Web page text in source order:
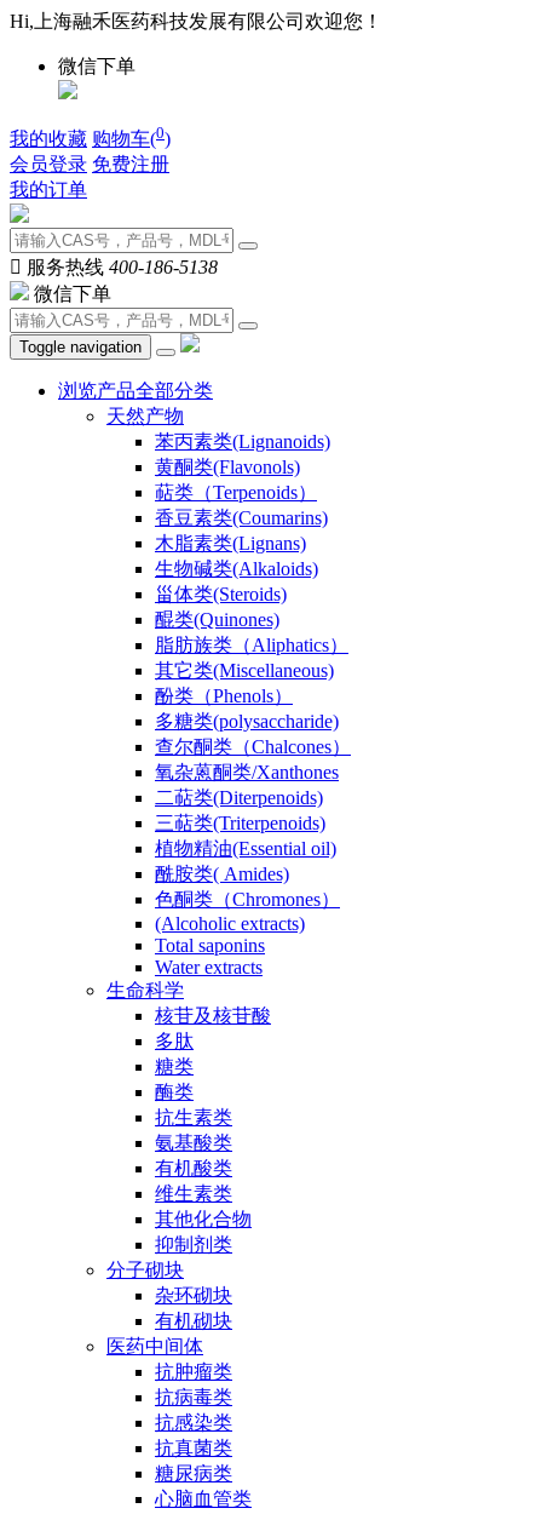
Hi,上海融禾医药科技发展有限公司欢迎您！
微信下单
我的收藏 购物车(0)
会员登录 免费注册
我的订单
 服务热线 400-186-5138
微信下单
Toggle navigation
浏览产品全部分类
天然产物
苯丙素类(Lignanoids)
黄酮类(Flavonols)
萜类（Terpenoids）
香豆素类(Coumarins)
木脂素类(Lignans)
生物碱类(Alkaloids)
甾体类(Steroids)
醌类(Quinones)
脂肪族类（Aliphatics）
其它类(Miscellaneous)
酚类（Phenols）
多糖类(polysaccharide)
查尔酮类（Chalcones）
氧杂蒽酮类/Xanthones
二萜类(Diterpenoids)
三萜类(Triterpenoids)
植物精油(Essential oil)
酰胺类( Amides)
色酮类（Chromones）
(Alcoholic extracts)
Total saponins
Water extracts
生命科学
核苷及核苷酸
多肽
糖类
酶类
抗生素类
氨基酸类
有机酸类
维生素类
其他化合物
抑制剂类
分子砌块
杂环砌块
有机砌块
医药中间体
抗肿瘤类
抗病毒类
抗感染类
抗真菌类
糖尿病类
心脑血管类